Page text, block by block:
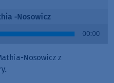
-Nosowicz
00:00
Nosowicz z